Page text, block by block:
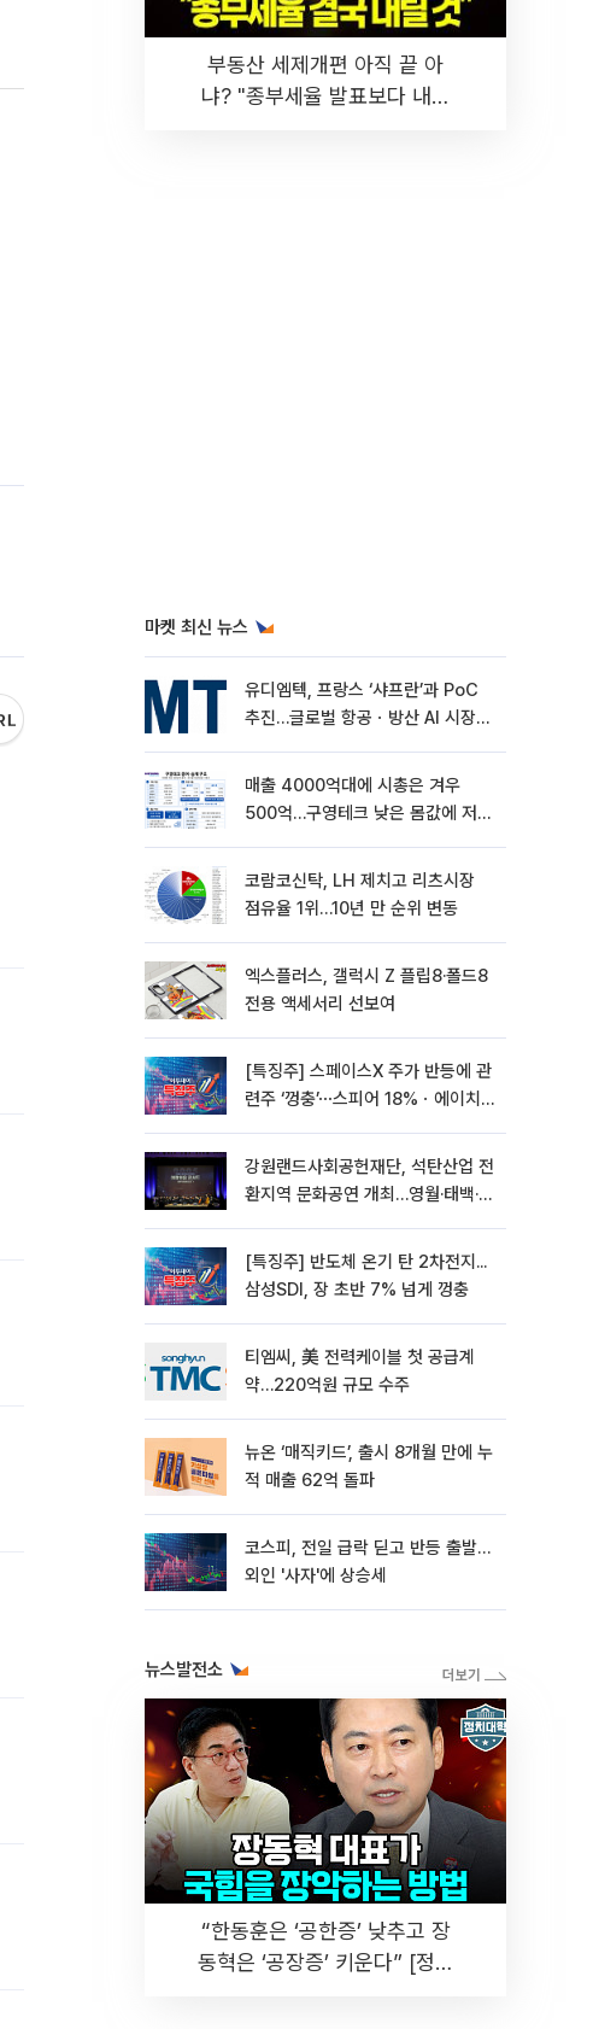
부동산 세제개편 아직 끝 아
냐? "종부세율 발표보다 내릴
마켓 최신 뉴스
유디엠텍, 프랑스 ‘샤프란’과 PoC
추진…글로벌 항공ㆍ방산 AI 시장
매출 4000억대에 시총은 겨우
500억…구영테크 낮은 몸값에 저가
코람코신탁, LH 제치고 리츠시장
점유율 1위…10년 만 순위 변동
엑스플러스, 갤럭시 Z 플립8·폴드8
전용 액세서리 선보여
[특징주] 스페이스X 주가 반등에 관
련주 ‘껑충’⋯스피어 18%ㆍ에이치
강원랜드사회공헌재단, 석탄산업 전
환지역 문화공연 개최…영월·태백·삼
[특징주] 반도체 온기 탄 2차전지...
삼성SDI, 장 초반 7% 넘게 껑충
티엠씨, 美 전력케이블 첫 공급계
약…220억원 규모 수주
뉴온 ‘매직키드’, 출시 8개월 만에 누
적 매출 62억 돌파
코스피, 전일 급락 딛고 반등 출발…
외인 '사자'에 상승세
뉴스발전소
“한동훈은 ‘공한증’ 낮추고 장
동혁은 ‘공장증’ 키운다” [정치